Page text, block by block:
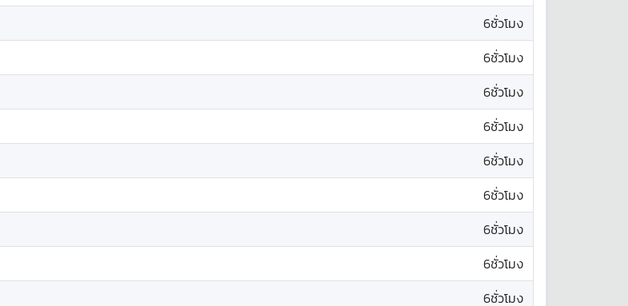
6ชั่วโมง
6ชั่วโมง
6ชั่วโมง
6ชั่วโมง
6ชั่วโมง
6ชั่วโมง
6ชั่วโมง
6ชั่วโมง
6ชั่วโมง